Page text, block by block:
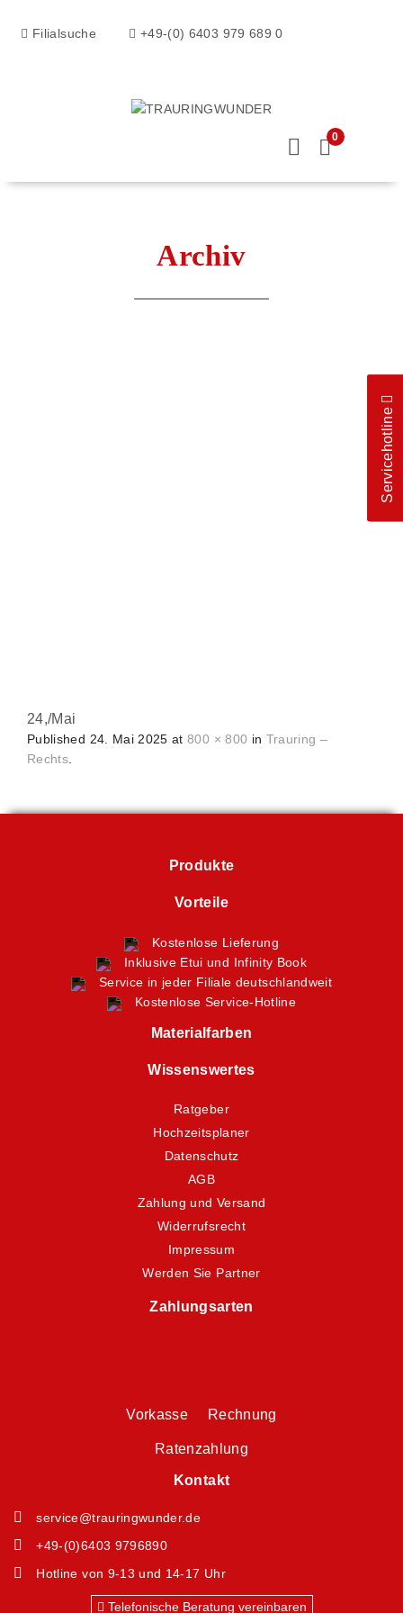
Filialsuche +49-(0) 6403 979 689 0
0
Archiv
24,/Mai
Published 24. Mai 2025 at800 × 800 in Trauring –
Rechts.
Produkte
Vorteile
Kostenlose Lieferung
Inklusive Etui und Infinity Book
Service in jeder Filiale deutschlandweit
Kostenlose Service-Hotline
Materialfarben
Wissenswertes
Ratgeber
Hochzeitsplaner
Datenschutz
AGB
Zahlung und Versand
Widerrufsrecht
Impressum
Werden Sie Partner
Zahlungsarten
Vorkasse Rechnung
Ratenzahlung
Kontakt
service@trauringwunder.de
+49-(0)6403 9796890
Hotline von 9-13 und 14-17 Uhr
Telefonische Beratung vereinbaren
Servicehotline